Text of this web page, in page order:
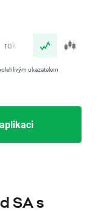
rok
ukazatelem
SA s